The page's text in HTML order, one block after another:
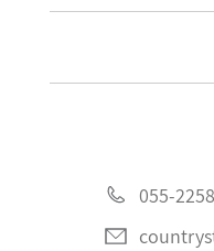
055-